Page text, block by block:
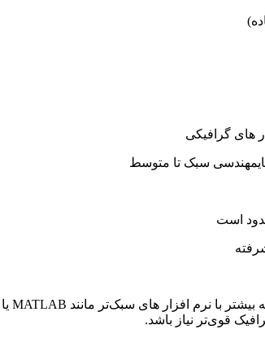
های گرافیکی
سبک تا متوسط
است
بیشتر با نرم افزار های سبک‌تر مانند MATLAB یا
قوی‌تر نیاز باشد.